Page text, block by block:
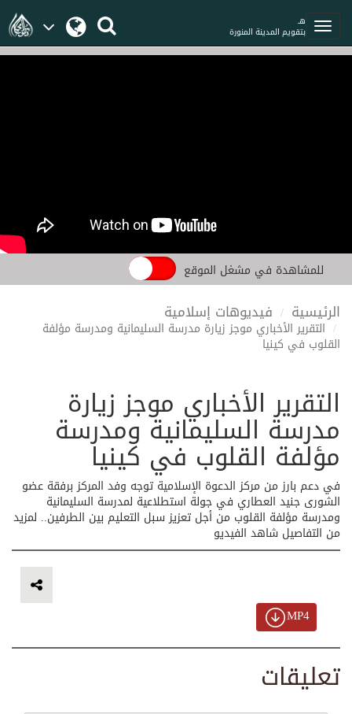
هـ
بتقويم المدينة المنورة
للمشاهدة في مشغل الموقع
الرئيسية فيديوهات إسلامية
التقرير الأخباري موجز زيارة مدرسة السليمانية ومدرسة مؤلفة
القلوب في كينيا
التقرير الأخباري موجز زيارة
مدرسة السليمانية ومدرسة
مؤلفة القلوب في كينيا
في دعم بارز من مركز الدعوة الإسلامية توجه وفد المركز برفقة عضو
الشورى جنيد العطاري في جولة استطلاعية لمدرسة السليمانية
ومدرسة مؤلفة القلوب من أجل تعزيز سبل التعليم بين الطرفين.. لمزيد
من التفاصيل شاهد الفيديو
MP4
تعليقات